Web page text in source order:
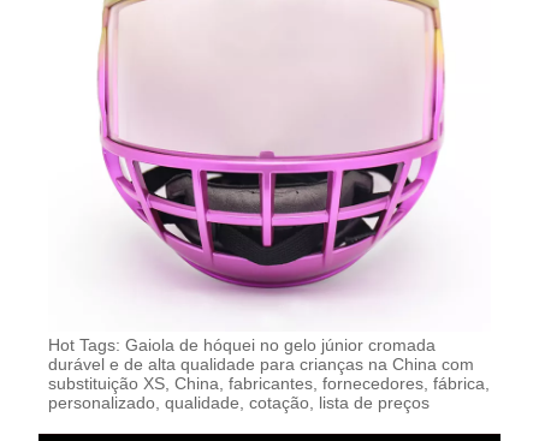
Hot Tags: Gaiola de hóquei no gelo júnior cromada
durável e de alta qualidade para crianças na China com
substituição XS, China, fabricantes, fornecedores, fábrica,
personalizado, qualidade, cotação, lista de preços